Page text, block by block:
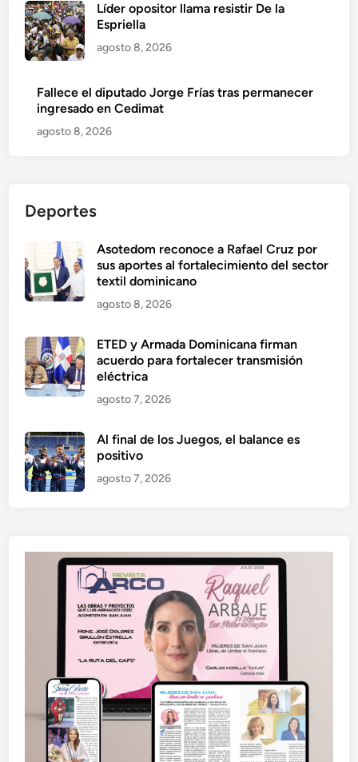
Líder opositor llama resistir De la
Espriella
agosto 8, 2026
Fallece el diputado Jorge Frías tras permanecer
ingresado en Cedimat
agosto 8, 2026
Deportes
Asotedom reconoce a Rafael Cruz por
sus aportes al fortalecimiento del sector
textil dominicano
agosto 8, 2026
ETED y Armada Dominicana firman
acuerdo para fortalecer transmisión
eléctrica
agosto 7, 2026
Al final de los Juegos, el balance es
positivo
agosto 7, 2026